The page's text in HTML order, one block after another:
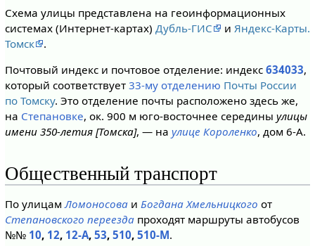
Схема улицы представлена на геоинформационных
системах (Интернет-картах) Дубль-ГИС и Яндекс-Карты.
Томск
.
Почтовый индекс и почтовое отделение: индекс 634033,
который соответствует 33-му отделению Почты России
по Томску. Это отделение почты расположено здесь же,
на Степановке, ок. 900 м юго-восточнее середины улицы
имени 350-летия [Томска], — на улице Короленко, дом 6-А.
Общественный транспорт
По улицамЛомоносоваи Богдана Хмельницкого от
Степановского переездапроходят маршруты автобусов
№№ 10, 12, 12-А, 53, 510, 510-М.